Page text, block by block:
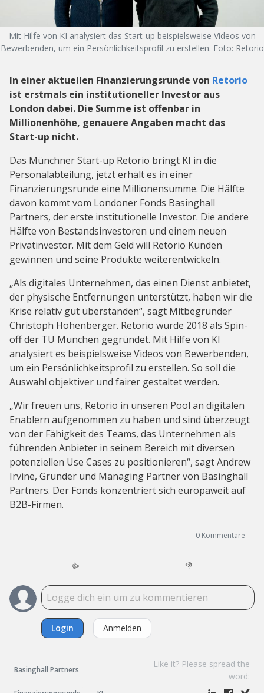
Mit Hilfe von KI analysiert das Start-up beispielsweise Videos von
Bewerbenden, um ein Persönlichkeitsprofil zu erstellen. Foto: Retorio
In einer aktuellen Finanzierungsrunde von Retorio
ist erstmals ein institutioneller Investor aus
London dabei. Die Summe ist offenbar in
Millionenhöhe, genauere Angaben macht das
Start-up nicht.
Das Münchner Start-up Retorio bringt KI in die
Personalabteilung, jetzt erhält es in einer
Finanzierungsrunde eine Millionensumme. Die Hälfte
davon kommt vom Londoner Fonds Basinghall
Partners, der erste institutionelle Investor. Die andere
Hälfte von Bestandsinvestoren und einem neuen
Privatinvestor. Mit dem Geld will Retorio Kunden
gewinnen und seine Produkte weiterentwickeln.
„Als digitales Unternehmen, das einen Dienst anbietet,
der physische Entfernungen unterstützt, haben wir die
Krise relativ gut überstanden“, sagt Mitbegründer
Christoph Hohenberger. Retorio wurde 2018 als Spin-
off der TU München gegründet. Mit Hilfe von KI
analysiert es beispielsweise Videos von Bewerbenden,
um ein Persönlichkeitsprofil zu erstellen. So soll die
Auswahl objektiver und fairer gestaltet werden.
„Wir freuen uns, Retorio in unseren Pool an digitalen
Enablern aufgenommen zu haben und sind überzeugt
von der Fähigkeit des Teams, das Unternehmen als
führenden Anbieter in seinem Bereich mit diversen
potenziellen Use Cases zu positionieren“, sagt Andrew
Irvine, Gründer und Managing Partner von Basinghall
Partners. Der Fonds konzentriert sich europaweit auf
B2B-Firmen.
0 Kommentare
👍 👎
Login Anmelden
Basinghall Partners
Like it? Please spread the
word: